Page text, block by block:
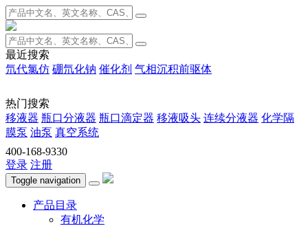
最近搜索
氘代氯仿 硼氘化钠 催化剂 气相沉积前驱体
热门搜索
移液器 瓶口分液器 瓶口滴定器 移液吸头 连续分液器 化学隔
膜泵 油泵 真空系统
400-168-9330
登录 注册
Toggle navigation
产品目录
有机化学